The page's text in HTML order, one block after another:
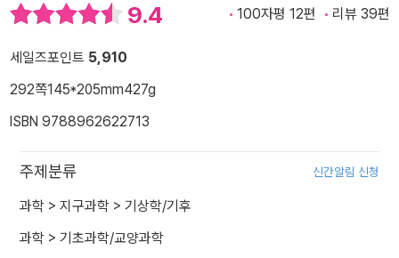
9.4 100자평 12편 리뷰 39편
세일즈포인트 5,910
292쪽145*205mm427g
ISBN 9788962622713
주제분류 신간알림 신청
과학 > 지구과학 > 기상학/기후
과학 > 기초과학/교양과학